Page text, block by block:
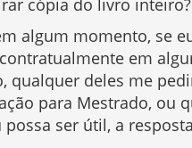
cópia do livro
algum momento, se
em
qualquer deles me
para Mestrado, ou
possa ser útil, a